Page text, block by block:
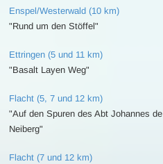
Enspel/Westerwald (10 km)
"Rund um den Stöffel"
Ettringen (5 und 11 km)
"Basalt Layen Weg"
Flacht (5, 7 und 12 km)
"Auf den Spuren des Abt Johannes de
Neiberg"
Flacht (7 und 12 km)